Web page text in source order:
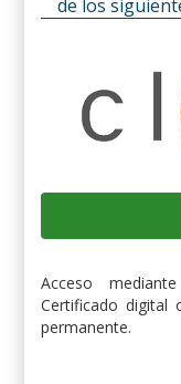
de los
Acceso
Certificado digital
permanente.